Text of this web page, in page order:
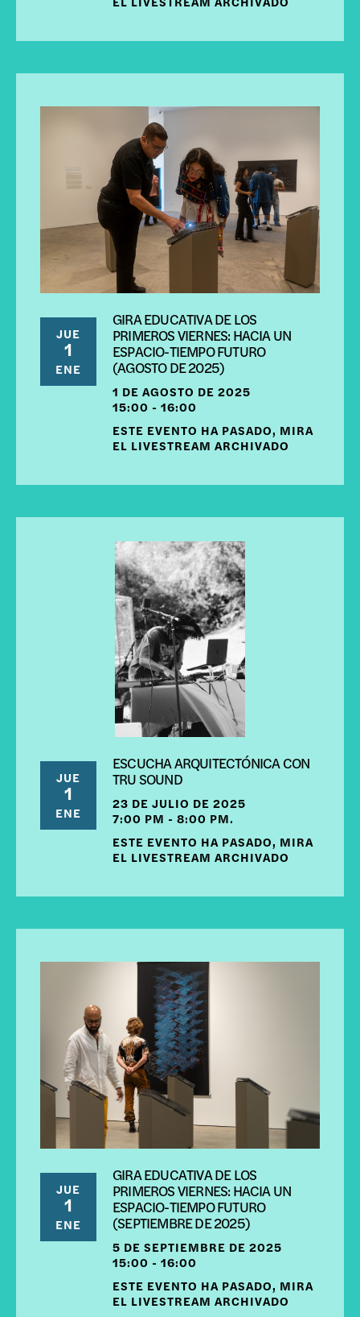
JUE
1
ENE
GIRA EDUCATIVA DE LOS
PRIMEROS VIERNES: HACIA UN
ESPACIO-TIEMPO FUTURO
(AGOSTO DE 2025)
1 DE AGOSTO DE 2025
15:00 - 16:00
ESTE EVENTO HA PASADO, MIRA
EL LIVESTREAM ARCHIVADO
JUE
1
ENE
ESCUCHA ARQUITECTÓNICA CON
TRU SOUND
23 DE JULIO DE 2025
7:00 PM - 8:00 PM.
ESTE EVENTO HA PASADO, MIRA
EL LIVESTREAM ARCHIVADO
JUE
1
ENE
GIRA EDUCATIVA DE LOS
PRIMEROS VIERNES: HACIA UN
ESPACIO-TIEMPO FUTURO
(SEPTIEMBRE DE 2025)
5 DE SEPTIEMBRE DE 2025
15:00 - 16:00
ESTE EVENTO HA PASADO, MIRA
EL LIVESTREAM ARCHIVADO